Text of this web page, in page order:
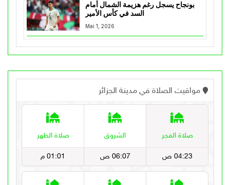
بونجاح يسجل رغم هزيمة الشمال أمام
السد في كأس الأمير
Mai 1, 2026